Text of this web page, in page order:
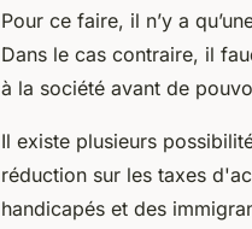
Pour ce faire, il n’y a
Dans le cas contraire, il
à la société avant de
Il existe plusieurs
réduction sur les taxes
handicapés et des